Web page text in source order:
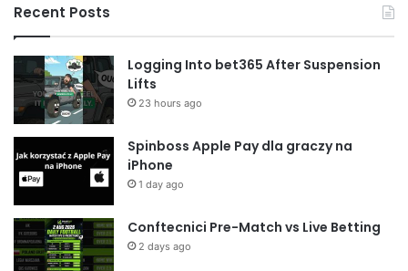
Recent Posts
Logging Into bet365 After Suspension
Lifts
23 hours ago
Spinboss Apple Pay dla graczy na
iPhone
1 day ago
Conftecnici Pre-Match vs Live Betting
2 days ago